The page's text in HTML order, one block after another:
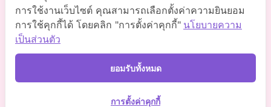
Somchaiclinic คลินิกแพทย์สมชาย
Somchaiclinic
การใช้งานเว็บไซต์ คุณสามารถเลือกตั้งค่าความยินยอม
การใช้คุกกี้ได้ โดยคลิก "การตั้งค่าคุกกี้" นโยบายความ
เป็นส่วนตัว
ยอมรับทั้งหมด
การตั้งค่าคุกกี้